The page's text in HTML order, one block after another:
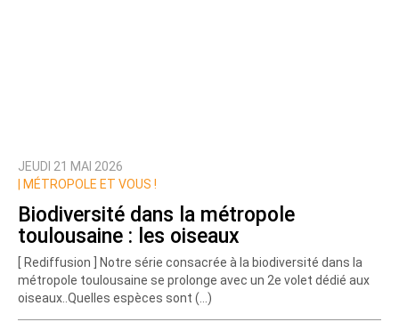
JEUDI 21 MAI 2026
MÉTROPOLE ET VOUS !
Biodiversité dans la métropole
toulousaine : les oiseaux
[ Rediffusion ] Notre série consacrée à la biodiversité dans la
métropole toulousaine se prolonge avec un 2e volet dédié aux
oiseaux..Quelles espèces sont (…)